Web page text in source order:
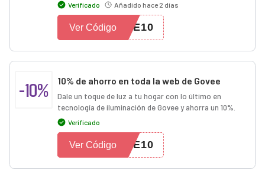
Verificado Añadido hace 2 días
DE10
Ver Código
-10% 10% de ahorro en toda la web de Govee
Dale un toque de luz a tu hogar con lo último en
tecnología de iluminación de Govee y ahorra un 10%.
Verificado
EE10
Ver Código